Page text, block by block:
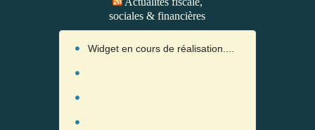
sociales & financières
Widget en cours de réalisation....